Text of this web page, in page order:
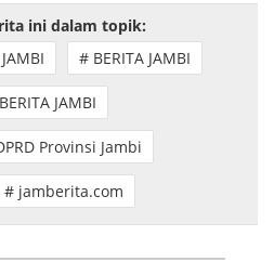
ini dalam topik:
# BERITA JAMBI
JAMBI
Provinsi Jambi
# jamberita.com